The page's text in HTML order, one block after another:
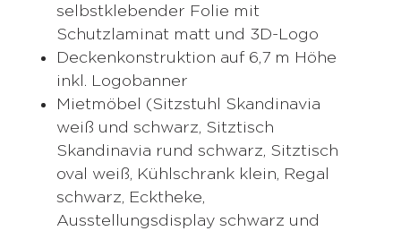
selbstklebender Folie mit
Schutzlaminat matt und 3D-Logo
Deckenkonstruktion auf 6,7 m Höhe
inkl. Logobanner
Mietmöbel (Sitzstuhl Skandinavia
weiß und schwarz, Sitztisch
Skandinavia rund schwarz, Sitztisch
oval weiß, Kühlschrank klein, Regal
schwarz, Ecktheke,
Ausstellungsdisplay schwarz und